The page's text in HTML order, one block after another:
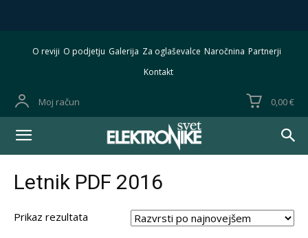
O reviji O podjetju Galerija Za oglaševalce Naročnina Partnerji
Kontakt
Moj račun 0,00 €
Letnik PDF 2016
Prikaz rezultata